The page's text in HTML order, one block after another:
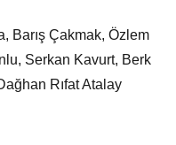
Barış Çakmak, Özlem
Serkan Kavurt, Berk
Rıfat Atalay